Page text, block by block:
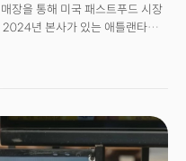
장을 통해 미국 패스트푸드 시장
라이브 스루 레스토랑을
스루 위에 위치해 차량이 건물
식이 내려올 때 차량은
의 드라이브 스루 레인은 총 4개로